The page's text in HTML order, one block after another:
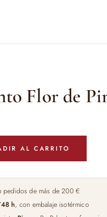
Flor de
AL CARRITO
pedidos de más de 200 €
h, con embalaje isotérmico